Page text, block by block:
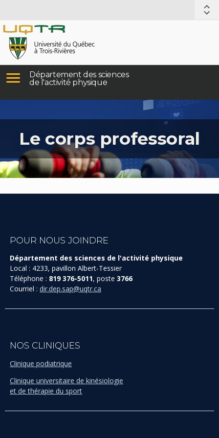
Département des sciences
de l'activité physique
Le corps professoral
POUR NOUS JOINDRE
Département des sciences de l'activité physique
Local : 4233, pavillon Albert-Tessier
Téléphone : 819 376-5011, poste 3766
Courriel : dir.dep.sap@uqtr.ca
NOS CLINIQUES
Clinique podiatrique
Clinique universitaire de kinésiologie
et de thérapie du sport